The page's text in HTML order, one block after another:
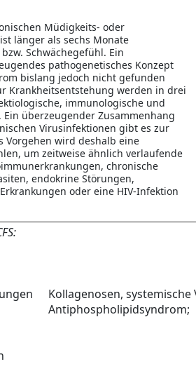
Müdigkeits- oder
länger als sechs Monate
Schwächegefühl. Ein
pathogenetisches Konzept
bislang jedoch nicht gefunden
Krankheitsentstehung werden in drei
immunologische und
Ein überzeugender Zusammenhang
Virusinfektionen gibt es zur
Vorgehen wird deshalb eine
um zeitweise ähnlich verlaufende
chronische
endokrine Störungen,
oder eine HIV-Infektion
Kollagenosen,
Antiphospholipidsyndrom;